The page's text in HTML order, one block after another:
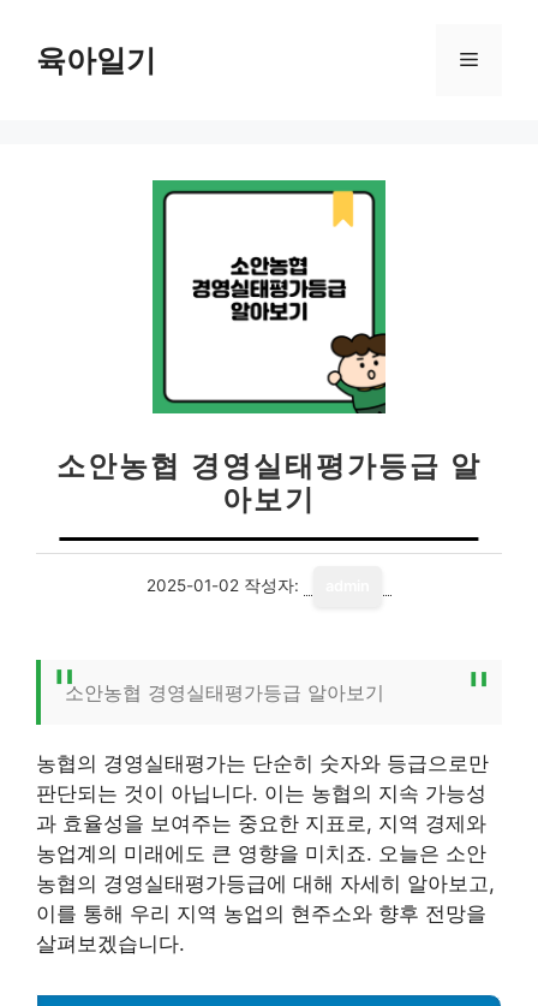
육아일기 메
소안농협 경영실태평가등급 알
아보기
2025-01-02 작성자:
소안농협 경영실태평가등급 알아보기
농협의 경영실태평가는 단순히 숫자와 등급으로만
판단되는 것이 아닙니다. 이는 농협의 지속 가능성
과 효율성을 보여주는 중요한 지표로, 지역 경제와
농업계의 미래에도 큰 영향을 미치죠. 오늘은 소안
농협의 경영실태평가등급에 대해 자세히 알아보고,
이를 통해 우리 지역 농업의 현주소와 향후 전망을
살펴보겠습니다.